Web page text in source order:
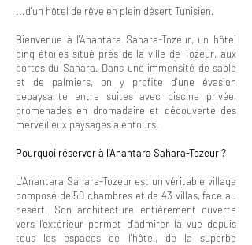
...d'un hôtel de rêve en plein désert Tunisien.
Bienvenue à l'Anantara Sahara-Tozeur, un hôtel
cinq étoiles situé près de la ville de Tozeur, aux
portes du Sahara. Dans une immensité de sable
et de palmiers, on y profite d'une évasion
dépaysante entre suites avec piscine privée,
promenades en dromadaire et découverte des
merveilleux paysages alentours.
Pourquoi réserver à l'Anantara Sahara-Tozeur ?
L'Anantara Sahara-Tozeur est un véritable village
composé de 50 chambres et de 43 villas, face au
désert. Son architecture entièrement ouverte
vers l'extérieur permet d'admirer la vue depuis
tous les espaces de l'hôtel, de la superbe